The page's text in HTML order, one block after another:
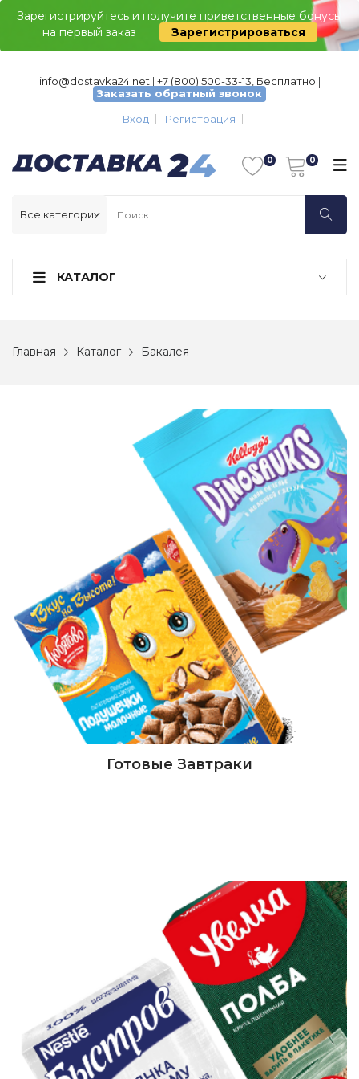
Зарегистрируйтесь и получите приветственные бонусы
на первый заказ
Зарегистрироваться
info@dostavka24.net | +7 (800) 500-33-13, Бесплатно |
Заказать обратный звонок
Вход
Регистрация
КАТАЛОГ
Главная Каталог Бакалея
Готовые Завтраки